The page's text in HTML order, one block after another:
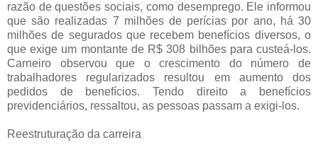
razão de questões sociais, como desemprego. Ele informou
que são realizadas 7 milhões de perícias por ano, há 30
milhões de segurados que recebem benefícios diversos, o
que exige um montante de R$ 308 bilhões para custeá-los.
Carneiro observou que o crescimento do número de
trabalhadores regularizados resultou em aumento dos
pedidos de benefícios. Tendo direito a benefícios
previdenciários, ressaltou, as pessoas passam a exigi-los.
Reestruturação da carreira